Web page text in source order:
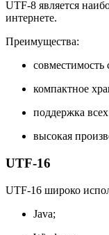
UTF-8 является
интернете.
Преимущества:
совместимость
компактное
поддержка
высокая
UTF-16
UTF-16 широко
Java;